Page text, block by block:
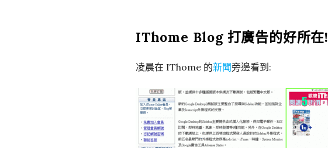
IThome Blog 打廣告的好所在!
凌晨在 IThome 的新聞旁邊看到: